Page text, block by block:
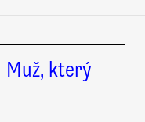
Muž, který